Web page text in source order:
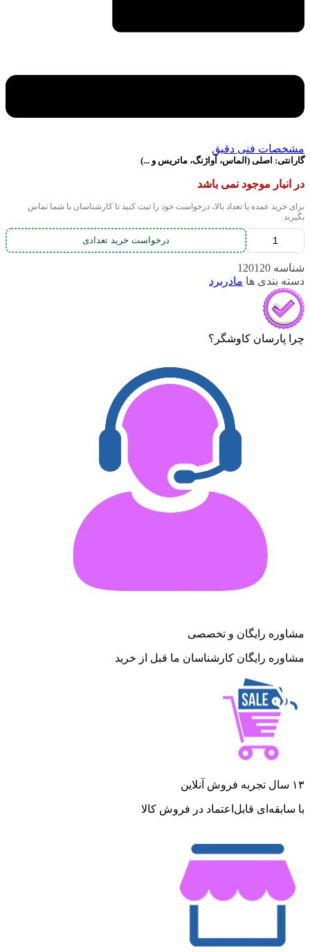
مشخصات فنی دقیق
گارانتی: اصلی (الماس، آواژنگ، ماتریس و ...)
در انبار موجود نمی باشد
برای خرید عمده یا تعداد بالا، درخواست خود را ثبت کنید تا کارشناسان با شما تماس
بگیرند
درخواست خرید تعدادی
شناسه 120120
دسته بندی ها مادربرد
چرا پارسان کاوشگر؟
مشاوره رایگان و تخصصی
مشاوره رایگان کارشناسان ما قبل از خرید
۱۳ سال تجربه فروش آنلاین
با سابقه‌ای قابل‌اعتماد در فروش کالا